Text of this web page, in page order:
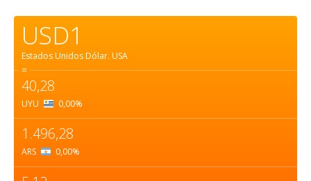
USD1
Estados Unidos Dólar. USA
=
40,28
UYU 0,00%
1.496,28
ARS 0,00%